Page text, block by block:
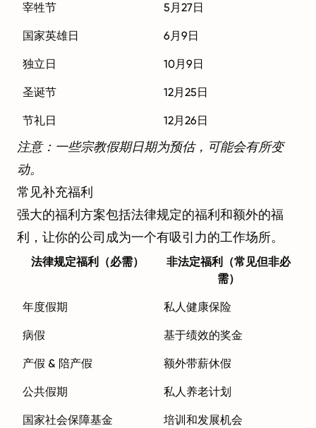
宰牲节 5月27日
国家英雄日 6月9日
独立日 10月9日
圣诞节 12月25日
节礼日 12月26日
注意：一些宗教假期日期为预估，可能会有所变
动。
常见补充福利
强大的福利方案包括法律规定的福利和额外的福
利，让你的公司成为一个有吸引力的工作场所。
法律规定福利（必需）
非法定福利（常见但非必
需）
年度假期 私人健康保险
病假 基于绩效的奖金
产假 & 陪产假 额外带薪休假
公共假期 私人养老计划
国家社会保障基金
培训和发展机会